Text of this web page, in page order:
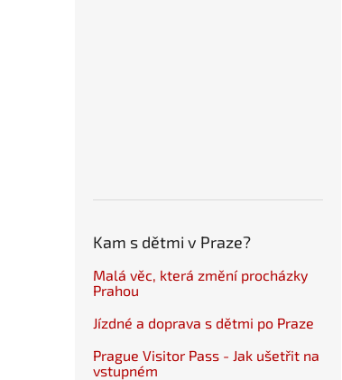
Kam s dětmi v Praze?
Malá věc, která změní procházky
Prahou
Jízdné a doprava s dětmi po Praze
Prague Visitor Pass - Jak ušetřit na
vstupném